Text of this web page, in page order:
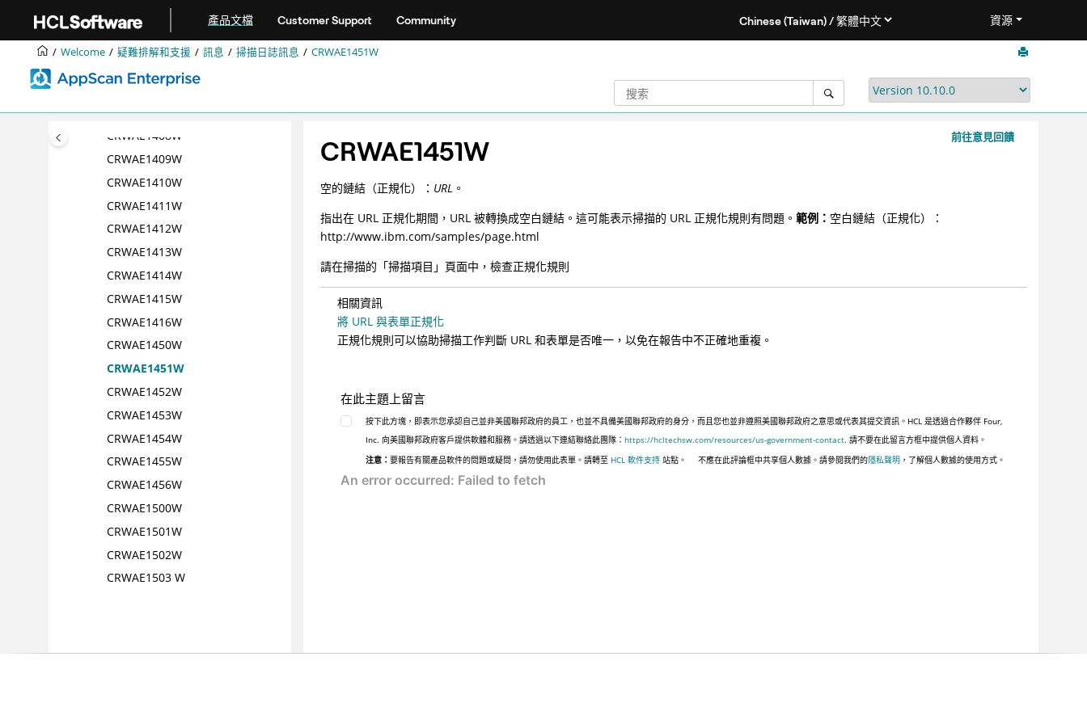
產品文檔 Customer Support Community 資源
Welcome 疑難排解和支援 訊息 掃描日誌訊息 CRWAE1451W
CRWAE1401 W
CRWAE1402E
CRWAE1404W
CRWAE1405W
CRWAE1408W
CRWAE1409W
CRWAE1410W
CRWAE1411W
CRWAE1412W
CRWAE1413W
CRWAE1414W
CRWAE1415W
CRWAE1416W
CRWAE1450W
CRWAE1451W
CRWAE1452W
CRWAE1453W
CRWAE1454W
CRWAE1455W
CRWAE1456W
CRWAE1500W
CRWAE1501W
CRWAE1502W
CRWAE1503 W
前往意見回饋
CRWAE1451W
空的鏈結（正規化）： URL 。
指出在 URL 正規化期間，URL 被轉換成空白鏈結。這可能表示掃描的 URL 正規化規則有問題。範例： 空白鏈結（正規化）：
http://www.ibm.com/samples/page.html
請在掃描的「掃描項目」頁面中，檢查正規化規則
相關資訊
將 URL 與表單正規化
正規化規則可以協助掃描工作判斷 URL 和表單是否唯一，以免在報告中不正確地重複。
在此主題上留言
按下此方塊，即表示您承認自己並非美國聯邦政府的員工，也並不具備美國聯邦政府的身分，而且您也並非遵照美國聯邦政府之意思或代表其提交資訊。HCL 是透過合作夥伴 Four,
Inc. 向美國聯邦政府客戶提供軟體和服務。請透過以下連結聯絡此團隊：https://hcltechsw.com/resources/us-government-contact. 請不要在此留言方框中提供個人資料。
注意：要報告有關產品軟件的問題或疑問，請勿使用此表單。請轉至 HCL 軟件支持 站點。 不應在此評論框中共享個人數據。請參閱我們的隱私聲明 ，了解個人數據的使用方式。